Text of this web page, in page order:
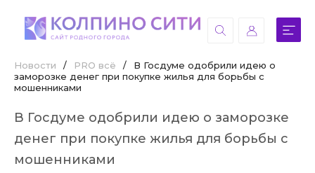
Новости / PRO всё /
В Госдуме одобрили идею о
заморозке денег при покупке жилья для борьбы с
мошенниками
В Госдуме одобрили идею о заморозке
денег при покупке жилья для борьбы с
мошенниками